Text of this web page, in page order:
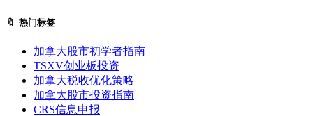
🔖 热门标签
加拿大股市初学者指南
TSXV创业板投资
加拿大税收优化策略
加拿大股市投资指南
CRS信息申报